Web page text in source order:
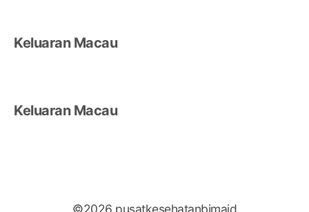
Keluaran Macau
Keluaran Macau
©2026 pusatkesehatanbimaid